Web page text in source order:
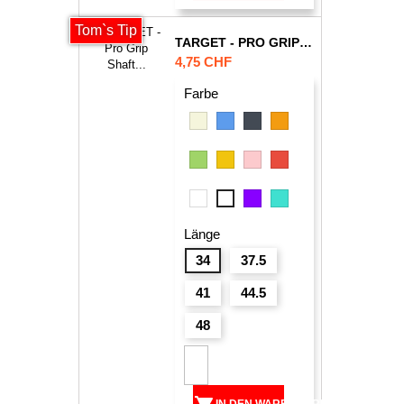
TARGET - PRO GRIP SHAFT (3ER PACK)
Tom`s Tip
Preis
4,75 CHF
Farbe
Klar
Länge
34
37.5
41 44.5
48